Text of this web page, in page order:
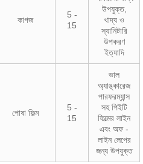
কাগজ
5 -
15
উপযুক্ত,
খাদ্য ও
স্যানিটারি
উপকরণ
ইত্যাদি
পোষা ফিল্ম
5 -
15
ভাল
অ্যাঙ্কারেজ
পারফরম্যান্স
সহ পিইটি
ফিল্মের লাইন
এবং অফ -
লাইন লেপের
জন্য উপযুক্ত